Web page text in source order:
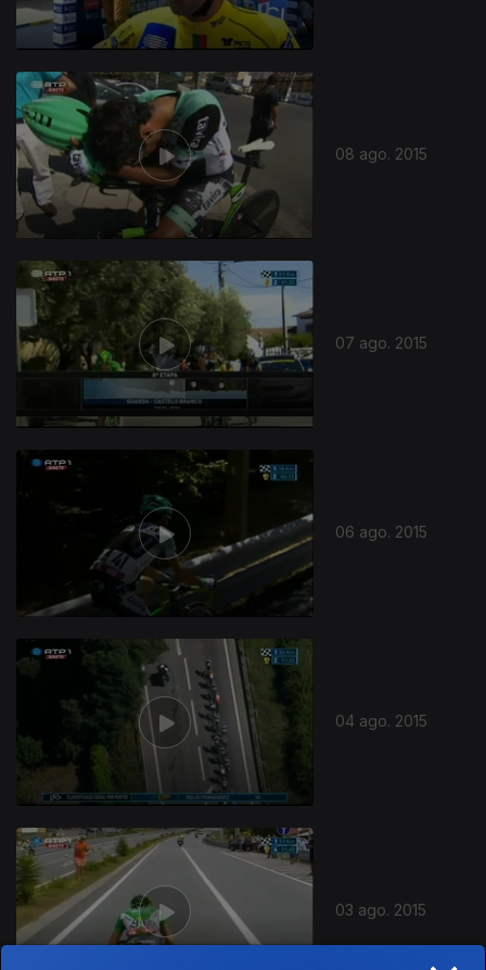
08 ago. 2015
07 ago. 2015
06 ago. 2015
04 ago. 2015
03 ago. 2015